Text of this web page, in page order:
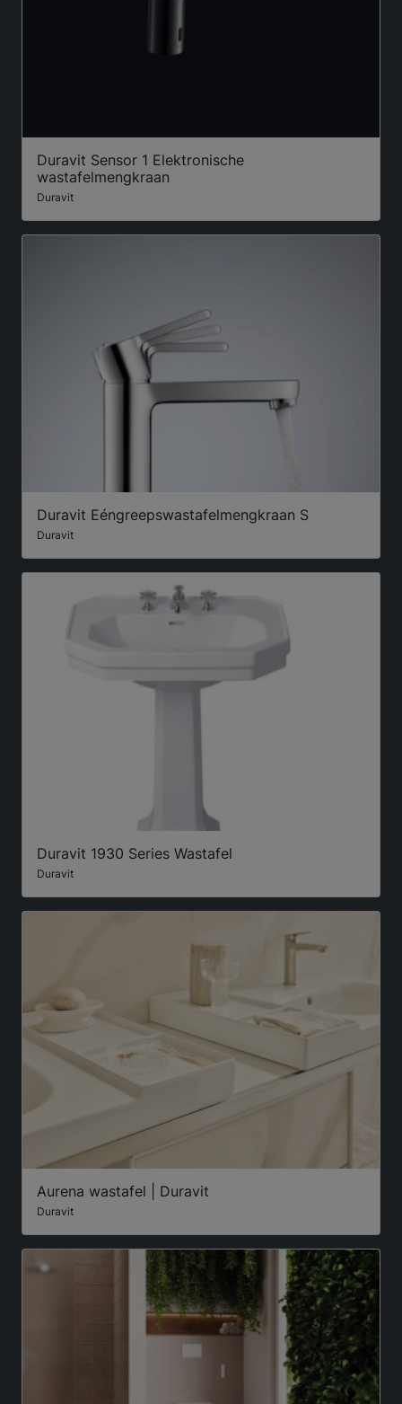
Duravit Sensor 1 Elektronische
wastafelmengkraan
Duravit
Duravit Eéngreepswastafelmengkraan S
Duravit
Duravit 1930 Series Wastafel
Duravit
Aurena wastafel | Duravit
Duravit